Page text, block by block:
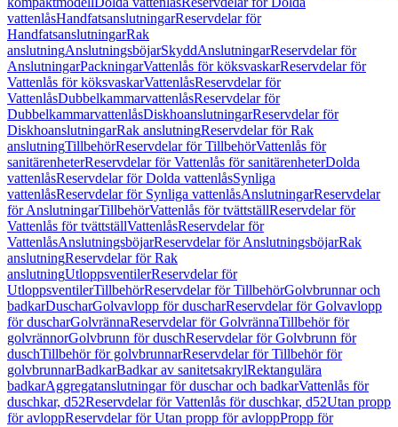
vattenlåsHandfatsanslutningarReservdelar för
HandfatsanslutningarRak
anslutningAnslutningsböjarSkyddAnslutningarReservdelar för
AnslutningarPackningarVattenlås för köksvaskarReservdelar för
Vattenlås för köksvaskarVattenlåsReservdelar för
VattenlåsDubbelkammarvattenlåsReservdelar för
DubbelkammarvattenlåsDiskhoanslutningarReservdelar för
DiskhoanslutningarRak anslutningReservdelar för Rak
anslutningTillbehörReservdelar för TillbehörVattenlås för
sanitärenheterReservdelar för Vattenlås för sanitärenheterDolda
vattenlåsReservdelar för Dolda vattenlåsSynliga
vattenlåsReservdelar för Synliga vattenlåsAnslutningarReservdelar
för AnslutningarTillbehörVattenlås för tvättställReservdelar för
Vattenlås för tvättställVattenlåsReservdelar för
VattenlåsAnslutningsböjarReservdelar för AnslutningsböjarRak
anslutningReservdelar för Rak
anslutningUtloppsventilerReservdelar för
UtloppsventilerTillbehörReservdelar för TillbehörGolvbrunnar och
badkarDuscharGolvavlopp för duscharReservdelar för Golvavlopp
för duscharGolvrännaReservdelar för GolvrännaTillbehör för
golvrännorGolvbrunn för duschReservdelar för Golvbrunn för
duschTillbehör för golvbrunnarReservdelar för Tillbehör för
golvbrunnarBadkarBadkar av sanitetsakrylRektangulära
badkarAggregatanslutningar för duschar och badkarVattenlås för
duschkar, d52Reservdelar för Vattenlås för duschkar, d52Utan propp
för avloppReservdelar för Utan propp för avloppPropp för